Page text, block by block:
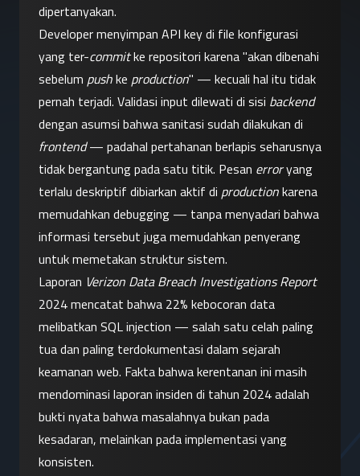
dipertanyakan.
Developer menyimpan API key di file konfigurasi
yang ter-commit ke repositori karena "akan dibenahi
sebelum push ke production" — kecuali hal itu tidak
pernah terjadi. Validasi input dilewati di sisi backend
frontend — padahal pertahanan berlapis seharusnya
tidak bergantung pada satu titik. Pesan error yang
terlalu deskriptif dibiarkan aktif di production karena
memudahkan debugging — tanpa menyadari bahwa
informasi tersebut juga memudahkan penyerang
untuk memetakan struktur sistem.
Laporan Verizon Data Breach Investigations Report
2024 mencatat bahwa 22% kebocoran data
melibatkan SQL injection — salah satu celah paling
tua dan paling terdokumentasi dalam sejarah
keamanan web. Fakta bahwa kerentanan ini masih
mendominasi laporan insiden di tahun 2024 adalah
bukti nyata bahwa masalahnya bukan pada
kesadaran, melainkan pada implementasi yang
konsisten.